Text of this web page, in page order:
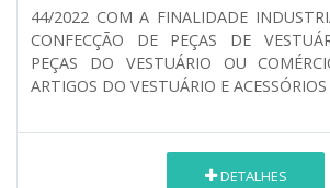
44/2022 COM A FINALIDADE
CONFECÇÃO DE PEÇAS DE
PEÇAS DO VESTUÁRIO OU
ARTIGOS DO VESTUÁRIO E ACESSÓRIOS
DETALHES